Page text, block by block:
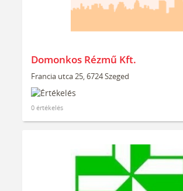
Domonkos Rézmű Kft.
Francia utca 25, 6724 Szeged
0 értékelés